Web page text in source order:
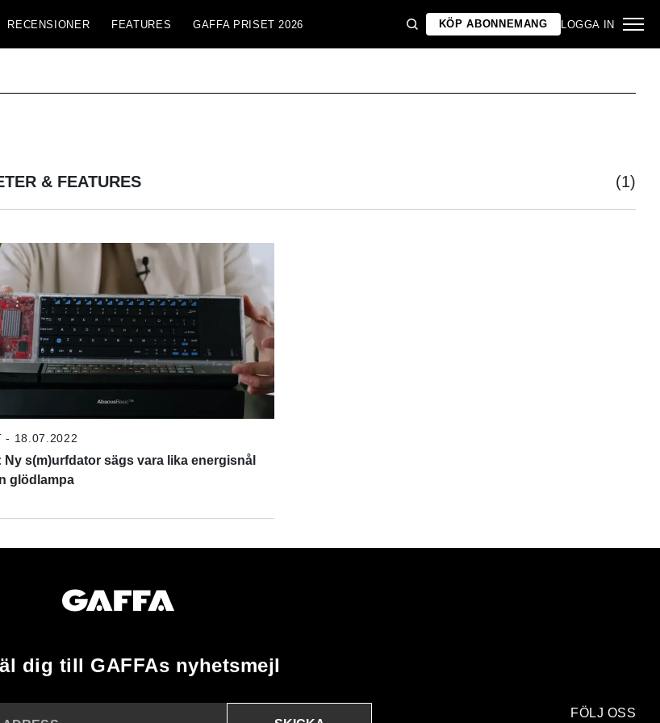
RECENSIONER FEATURES GAFFA PRISET 2026 KÖP ABONNEMANG LOGGA IN
& FEATURES (1)
- 18.07.2022
Ny s(m)urfdator sägs vara lika energisnål
glödlampa
dig till GAFFAs nyhetsmejl
FÖLJ OSS